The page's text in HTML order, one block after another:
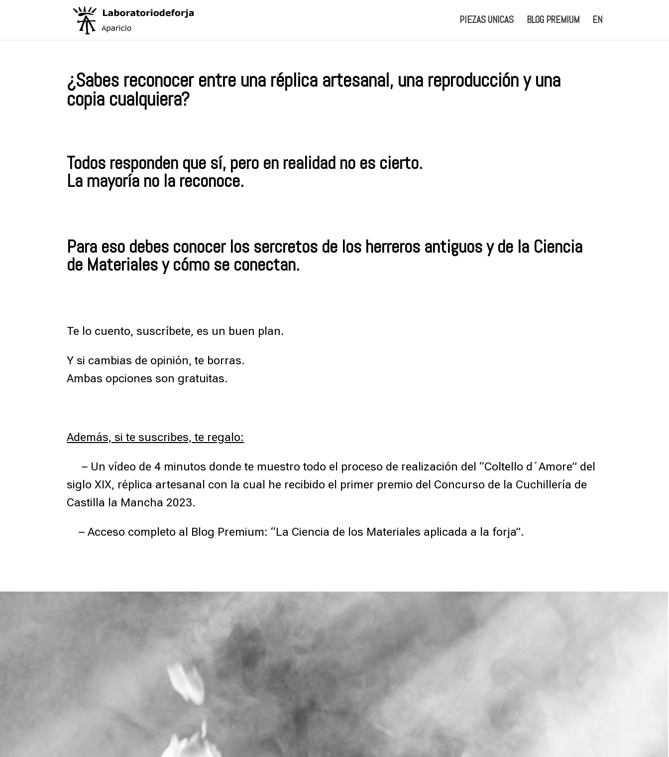
PIEZAS UNICAS BLOG PREMIUM EN
¿Sabes reconocer entre una réplica artesanal, una reproducción y una
copia cualquiera?
Todos responden que sí, pero en realidad no es cierto.
La mayoría no la reconoce.
Para eso debes conocer los sercretos de los herreros antiguos y de la Ciencia
de Materiales y cómo se conectan.
Te lo cuento, suscríbete, es un buen plan.
Y si cambias de opinión, te borras.
Ambas opciones son gratuitas.
Además, si te suscribes, te regalo:
– Un vídeo de 4 minutos donde te muestro todo el proceso de realización del “Coltello d´Amore” del
siglo XIX, réplica artesanal con la cual he recibido el primer premio del Concurso de la Cuchillería de
Castilla la Mancha 2023.
– Acceso completo al Blog Premium: “La Ciencia de los Materiales aplicada a la forja”.